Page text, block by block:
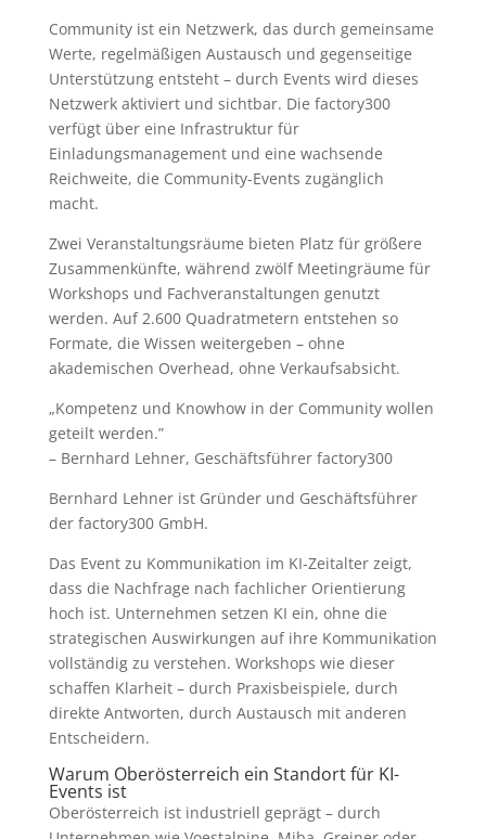
Community ist ein Netzwerk, das durch gemeinsame
Werte, regelmäßigen Austausch und gegenseitige
Unterstützung entsteht – durch Events wird dieses
Netzwerk aktiviert und sichtbar. Die factory300
verfügt über eine Infrastruktur für
Einladungsmanagement und eine wachsende
Reichweite, die Community-Events zugänglich
macht.
Zwei Veranstaltungsräume bieten Platz für größere
Zusammenkünfte, während zwölf Meetingräume für
Workshops und Fachveranstaltungen genutzt
werden. Auf 2.600 Quadratmetern entstehen so
Formate, die Wissen weitergeben – ohne
akademischen Overhead, ohne Verkaufsabsicht.
„Kompetenz und Knowhow in der Community wollen
geteilt werden.”
– Bernhard Lehner, Geschäftsführer factory300
Bernhard Lehner ist Gründer und Geschäftsführer
der factory300 GmbH.
Das Event zu Kommunikation im KI-Zeitalter zeigt,
dass die Nachfrage nach fachlicher Orientierung
hoch ist. Unternehmen setzen KI ein, ohne die
strategischen Auswirkungen auf ihre Kommunikation
vollständig zu verstehen. Workshops wie dieser
schaffen Klarheit – durch Praxisbeispiele, durch
direkte Antworten, durch Austausch mit anderen
Entscheidern.
Warum Oberösterreich ein Standort für KI-
Events ist
Oberösterreich ist industriell geprägt – durch